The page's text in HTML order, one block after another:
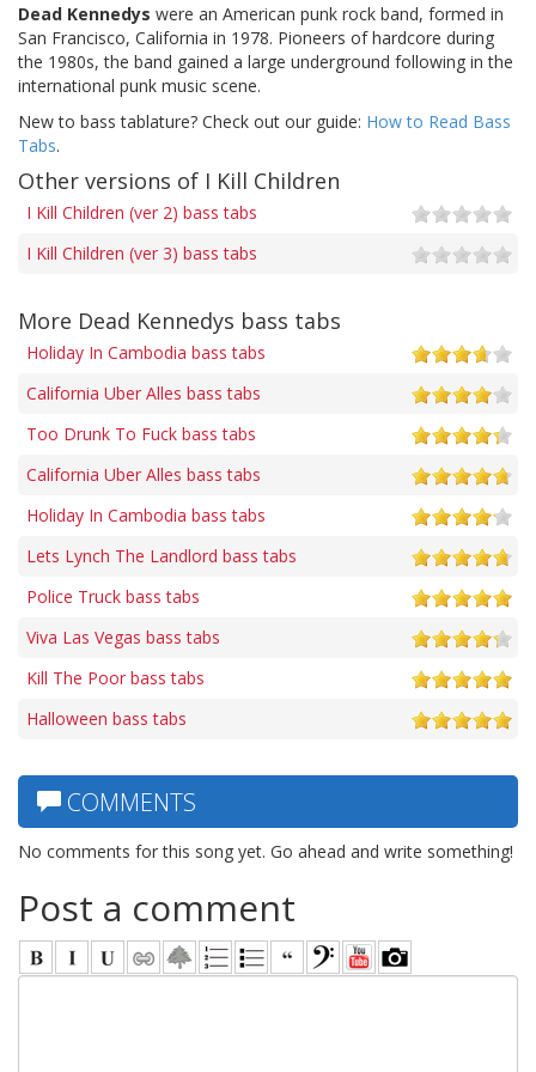
Dead Kennedys were an American punk rock band, formed in
San Francisco, California in 1978. Pioneers of hardcore during
the 1980s, the band gained a large underground following in the
international punk music scene.
New to bass tablature? Check out our guide: How to Read Bass
Tabs.
Other versions of I Kill Children
I Kill Children (ver 2) bass tabs
I Kill Children (ver 3) bass tabs
More Dead Kennedys bass tabs
Holiday In Cambodia bass tabs
California Uber Alles bass tabs
Too Drunk To Fuck bass tabs
California Uber Alles bass tabs
Holiday In Cambodia bass tabs
Lets Lynch The Landlord bass tabs
Police Truck bass tabs
Viva Las Vegas bass tabs
Kill The Poor bass tabs
Halloween bass tabs
COMMENTS
No comments for this song yet. Go ahead and write something!
Post a comment